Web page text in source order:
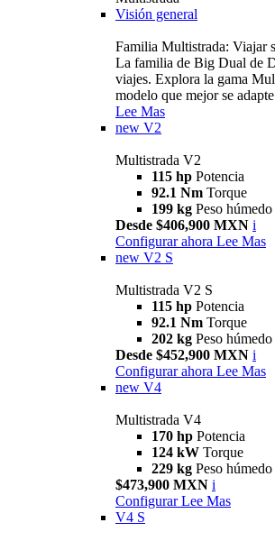
Visión general
Familia Multistrada: Viajar
La familia de Big Dual de
viajes. Explora la gama
modelo que mejor se
Lee Mas
new V2
Multistrada V2
115 hp Potencia
92.1 Nm Torque
199 kg Peso
Desde $406,900 MXN i
Configurar ahora Lee Mas
new V2 S
Multistrada V2 S
115 hp Potencia
92.1 Nm Torque
202 kg Peso
Desde $452,900 MXN i
Configurar ahora Lee Mas
new V4
Multistrada V4
170 hp Potencia
124 kW Torque
229 kg Peso
$473,900 MXN i
Configurar Lee Mas
V4 S